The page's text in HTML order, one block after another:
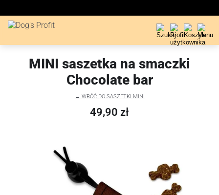
MINI saszetka na smaczki
Chocolate bar
← WRÓĆ DO SASZETKI MINI
49,90 zł